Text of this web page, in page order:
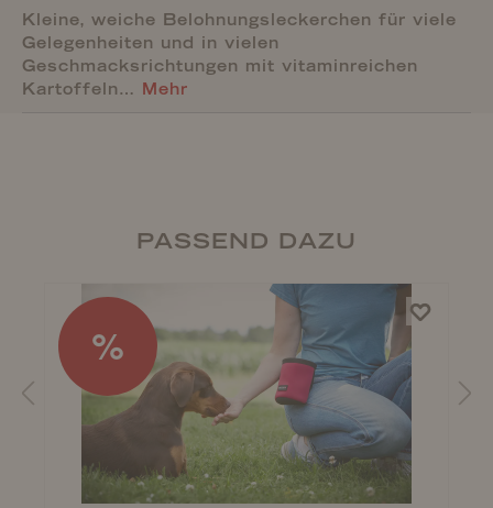
Kleine, weiche Belohnungsleckerchen für viele
Gelegenheiten und in vielen
Geschmacksrichtungen mit vitaminreichen
Kartoffeln… Mehr
PASSEND DAZU
%